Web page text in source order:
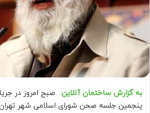
به گزارش ساختمان آنلاین: صبح امروز در
پنجمین جلسه صحن شورای اسلامی شهر